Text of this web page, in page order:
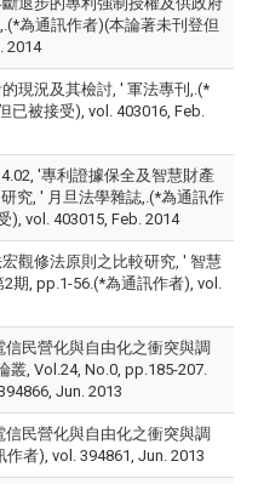
為通訊作者)(本論著未刊登但
2014
現況及其檢討, ' 軍法專刊,.(*
已被接受), vol. 403016, Feb.
'專利證據保全及智慧財產
究, ' 月旦法學雜誌,.(*為通訊作
), vol. 403015, Feb. 2014
觀修法原則之比較研究, ' 智慧
期, pp.1-56.(*為通訊作者), vol.
民營化與自由化之衝突與調
, Vol.24, No.0, pp.185-207.
Jun. 2013
信民營化與自由化之衝突與調
者), vol. 394861, Jun. 2013